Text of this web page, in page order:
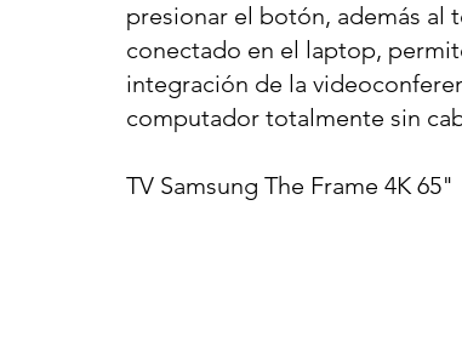
presionar el botón, además al
conectado en el laptop,
integración de la
computador totalmente sin
TV Samsung The Frame 4K 65"